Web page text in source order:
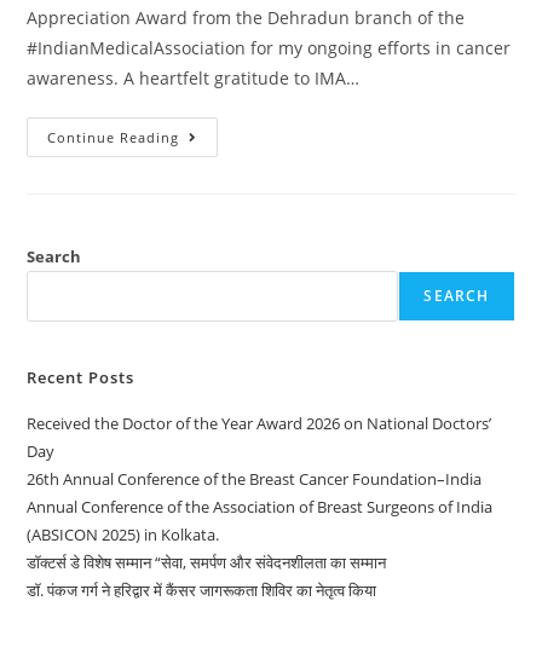
Appreciation Award from the Dehradun branch of the
#IndianMedicalAssociation for my ongoing efforts in cancer
awareness. A heartfelt gratitude to IMA…
Continue Reading
Search
SEARCH
Recent Posts
Received the Doctor of the Year Award 2026 on National Doctors’
Day
26th Annual Conference of the Breast Cancer Foundation–India
Annual Conference of the Association of Breast Surgeons of India
(ABSICON 2025) in Kolkata.
डॉक्टर्स डे विशेष सम्मान “सेवा, समर्पण और संवेदनशीलता का सम्मान
डॉ. पंकज गर्ग ने हरिद्वार में कैंसर जागरूकता शिविर का नेतृत्व किया